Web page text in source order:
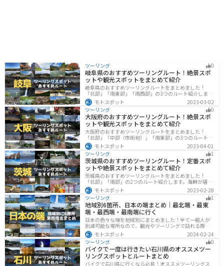
ツーリング 0
岐阜県のおすすめツーリングルート！絶景スポ
ットや観光スポットをまとめて紹介
岐阜県のおすすめツーリングルートをまとめました！
「北部」「南東部」「南西部」の3つのルート紹介しま
す。自然豊かな山が充実しており、山を生かした施設や
グルメ、絶景スポットなど、自然を満喫するツーリング
ができます。バイクで岐阜県にツーリングに行く際は参
考にしてください。
モトスポット
2023-03-02
ツーリング
0
大阪府のおすすめツーリングルート！絶景スポ
ットや観光スポットをまとめて紹介
大阪府のおすすめツーリングルートをまとめました！
「北部」「中部（市街地）」「南東部」の3つのルート紹
介します。歴史と近代が融合した魅力的なエリアで様々
な楽しみ方ができます。バイクで大阪府にツーリングに
行く際は参考にしてください。
モトスポット
2023-04-01
ツーリング
1
茨城県のおすすめツーリングルート！定番スポ
ットや絶景スポットをまとめて紹介
茨城県のおすすめツーリングルートをまとめました！
「北部」「南部」の2つのルート紹介します。海鮮が堪能
できる港や梅の景勝地、自然豊かな山々があるのでツー
リングにもってこいです。バイクで茨城県にツーリング
に行く際は参考にしてください。
モトスポット
2023-02-28
ツーリング
1
地域別6箇所、日本の端まとめ｜最北端・最東
端・最西端・最南端に行く
日本の色々な端を地域別にまとめました！全て一般人が
到達可能な場所なので、観光やツーリングで訪れる際の
参考にしてください。
モトスポット
2024-02-24
ツーリング
0
バイクで一度は行きたい石川県のオススメツー
リングスポットとルートまとめ
バイクで石川県に行くなら必見！オススメツーリングス